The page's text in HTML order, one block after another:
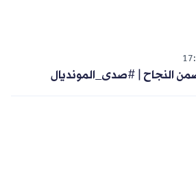
النجاح | #صدى_المونديال